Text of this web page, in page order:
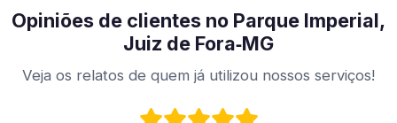
Opiniões de clientes no Parque Imperial,
Juiz de Fora‑MG
Veja os relatos de quem já utilizou nossos serviços!